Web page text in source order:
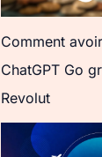
Comment
ChatGPT Go
Revolut